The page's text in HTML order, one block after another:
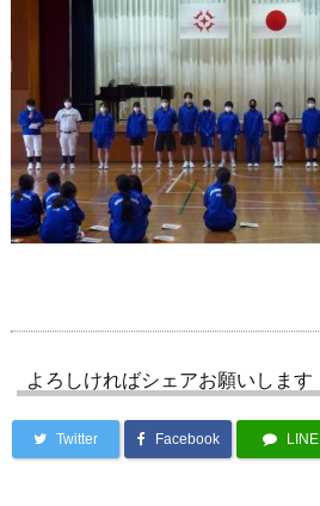
よろしければシェアお願いします
Twitter Facebook LINE